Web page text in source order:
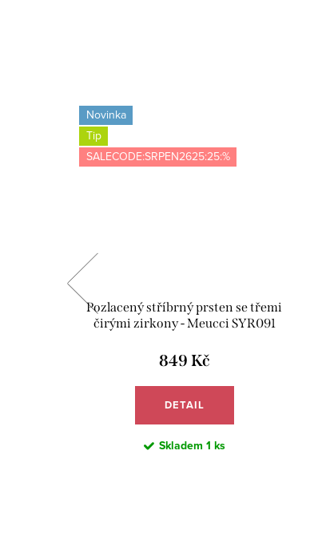
Novinka
Tip
SALECODE:SRPEN2625:25:%
Pozlacený stříbrný prsten se třemi
čirými zirkony - Meucci SYR091
849 Kč
DETAIL
Skladem 1 ks